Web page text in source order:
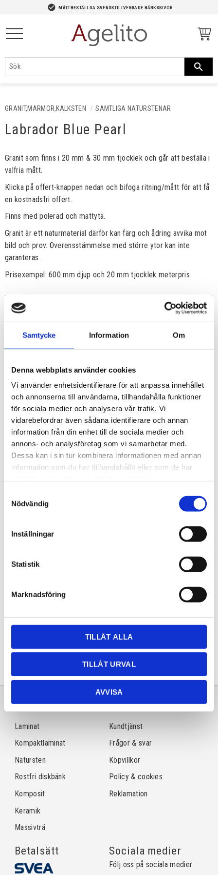
Samtycke Information Om
Denna webbplats använder cookies
Vi använder enhetsidentifierare för att anpassa innehållet
och annonserna till användarna, tillhandahålla funktioner
för sociala medier och analysera vår trafik. Vi
vidarebefordrar även sådana identifierare och annan
information från din enhet till de sociala medier och
annons- och analysföretag som vi samarbetar med.
Dessa kan i sin tur kombinera informationen med annan
information som du har tillhandahållit eller som de har
Nödvändig
Inställningar
Statistik
Marknadsföring
TILLÅT ALLA
TILLÅT URVAL
AVVISA
check_circle MÅTTBESTÄLLDA SVENSKTILLVERKADE BÄNKSKIVOR
GRANIT,MARMOR,KALKSTEN SAMTLIGA NATURSTENAR
Labrador Blue Pearl
Granit som finns i 20 mm & 30 mm tjocklek och går att beställa i
valfria mått.
Klicka på offert-knappen nedan och bifoga ritning/mått för att få
en kostnadsfri offert.
Finns med polerad och mattyta.
Granit är ett naturmaterial därför kan färg och ådring avvika mot
bild och prov. Överensstämmelse med större ytor kan inte
garanteras.
Prisexempel: 600 mm djup och 20 mm tjocklek meterpris
180
Dela med dig
Facebook
TwitterLinkedIn
Sortiment
Laminat
Kompaktlaminat
Natursten
Rostfri diskbänk
Komposit
Keramik
Massivträ
Information
Kundtjänst
Frågor & svar
Köpvillkor
Policy & cookies
Reklamation
Betalsätt Sociala medier
Följ oss på sociala medier